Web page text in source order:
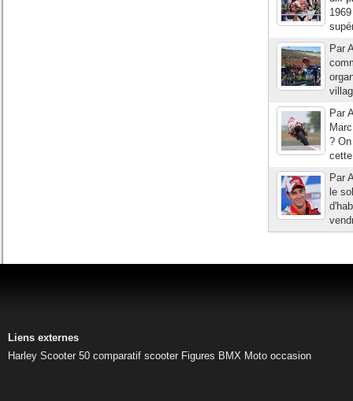
Par
Par
?
Par
le
Liens externes
Harley Scooter 50 comparatif scooter Figures BMX Moto occasion